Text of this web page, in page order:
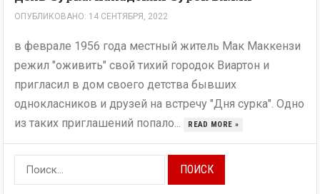
ОПУБЛИКОВАНО: 14 СЕНТЯБРЯ, 2022
в феврале 1956 года местный житель Мак Маккензи
режил "оживить" свой тихий городок Виартон и
пригласил в дом своего детства бывших
однокласников и друзей на встречу "Дня сурка". Одно
из таких приглашений попало...
READ MORE »
Найти: